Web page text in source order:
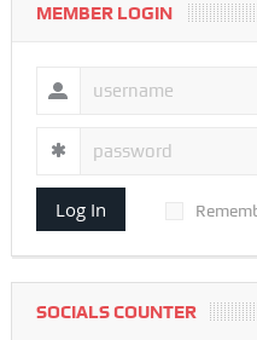
MEMBER LOGIN
Log In
SOCIALS COUNTER